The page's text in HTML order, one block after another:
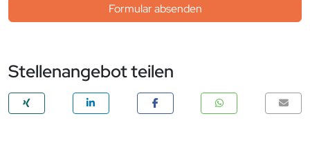
Formular absenden
Stellenangebot teilen